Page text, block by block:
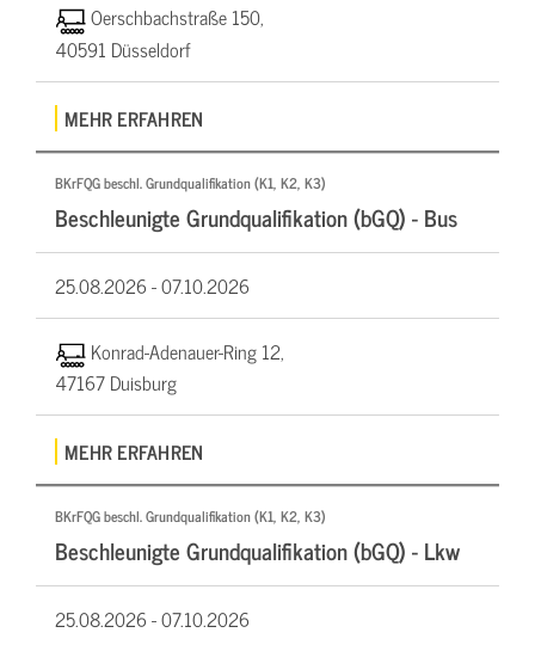
Oerschbachstraße 150,
40591 Düsseldorf
MEHR ERFAHREN
BKrFQG beschl. Grundqualifikation (K1, K2, K3)
Beschleunigte Grundqualifikation (bGQ) - Bus
25.08.2026 -07.10.2026
Konrad-Adenauer-Ring 12,
47167 Duisburg
MEHR ERFAHREN
BKrFQG beschl. Grundqualifikation (K1, K2, K3)
Beschleunigte Grundqualifikation (bGQ) - Lkw
25.08.2026 -07.10.2026